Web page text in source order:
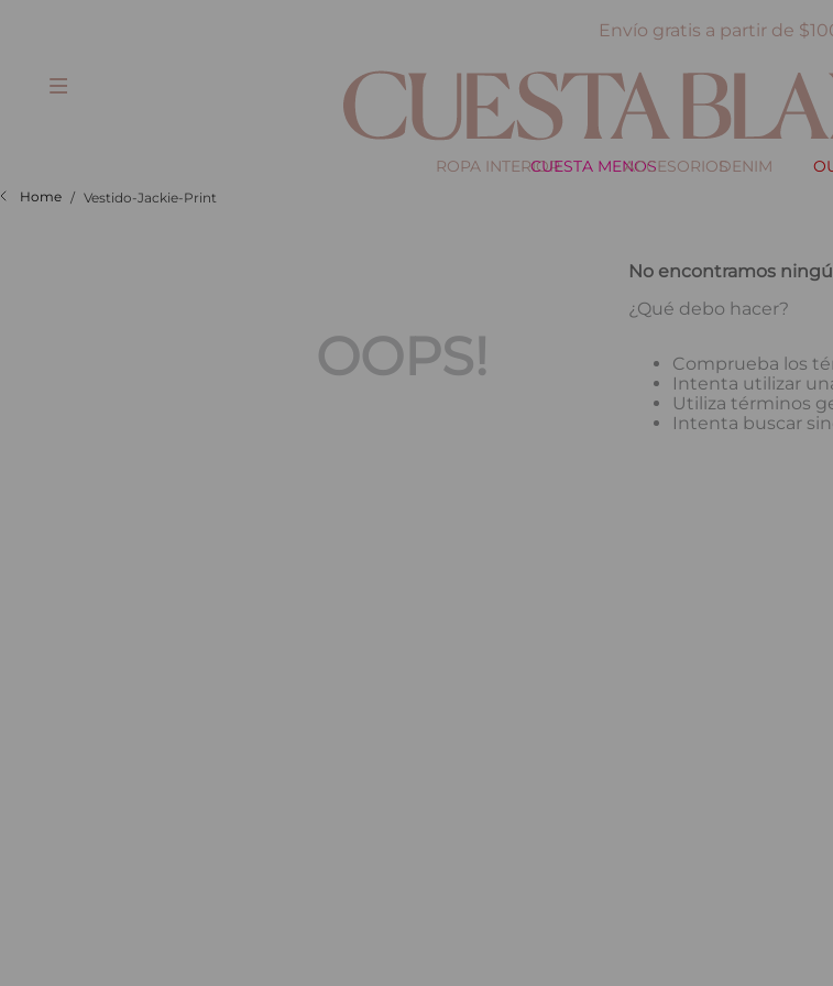
Envío gratis a partir de
ROPA INTERIORCUESTA MENOSACCESORIOSDENIM
Vestido-Jackie-Print
OOPS!
No encontramos
¿Qué debo hacer?
Comprueba los
Intenta utilizar
Utiliza términos
Intenta buscar